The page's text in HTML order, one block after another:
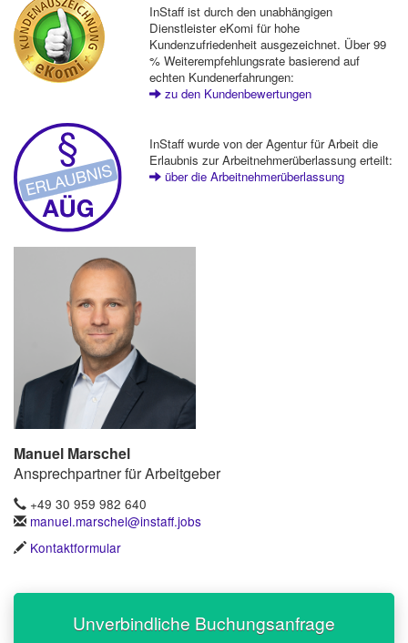
InStaff ist durch den unabhängigen
Dienstleister eKomi für hohe
Kundenzufriedenheit ausgezeichnet. Über 99
% Weiterempfehlungsrate basierend auf
echten Kundenerfahrungen:
zu den Kundenbewertungen
InStaff wurde von der Agentur für Arbeit die
Erlaubnis zur Arbeitnehmerüberlassung erteilt:
über die Arbeitnehmerüberlassung
Manuel Marschel
Ansprechpartner für Arbeitgeber
+49 30 959 982 640
manuel.marschel@instaff.jobs
Kontaktformular
Unverbindliche Buchungsanfrage